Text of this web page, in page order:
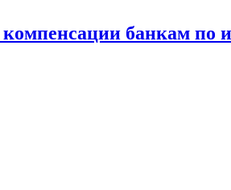
банкам по